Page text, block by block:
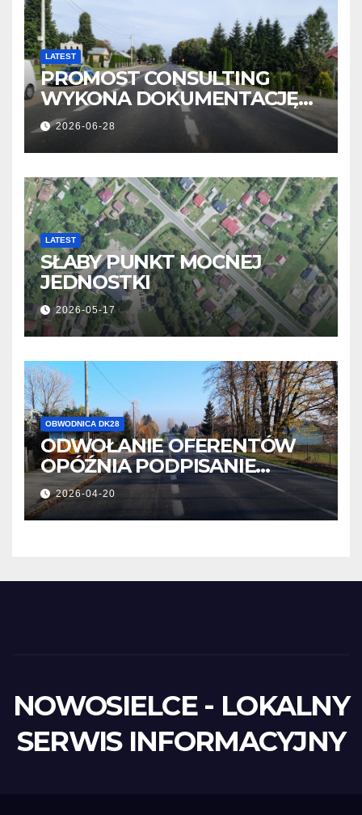
LATEST
PROMOST CONSULTING
WYKONA DOKUMENTACJĘ
OBWODNICY NOWOSIELEC I
PISAROWIEC
2026-06-28
LATEST
SŁABY PUNKT MOCNEJ
JEDNOSTKI
2026-05-17
OBWODNICA DK28
ODWOŁANIE OFERENTÓW
OPÓŹNIA PODPISANIE
UMOWY
2026-04-20
NOWOSIELCE - LOKALNY
SERWIS INFORMACYJNY